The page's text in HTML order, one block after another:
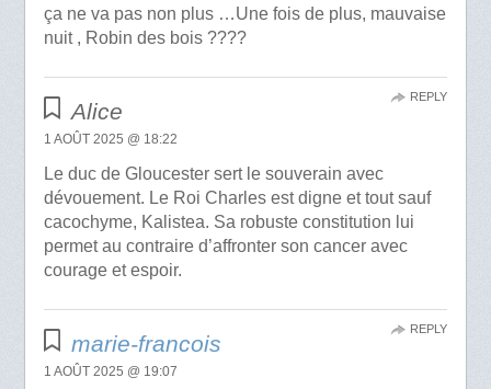
ça ne va pas non plus …Une fois de plus, mauvaise
nuit , Robin des bois ????
Alice
1 AOÛT 2025 @ 18:22
Le duc de Gloucester sert le souverain avec
dévouement. Le Roi Charles est digne et tout sauf
cacochyme, Kalistea. Sa robuste constitution lui
permet au contraire d’affronter son cancer avec
courage et espoir.
REPLY
marie-francois
1 AOÛT 2025 @ 19:07
REPLY